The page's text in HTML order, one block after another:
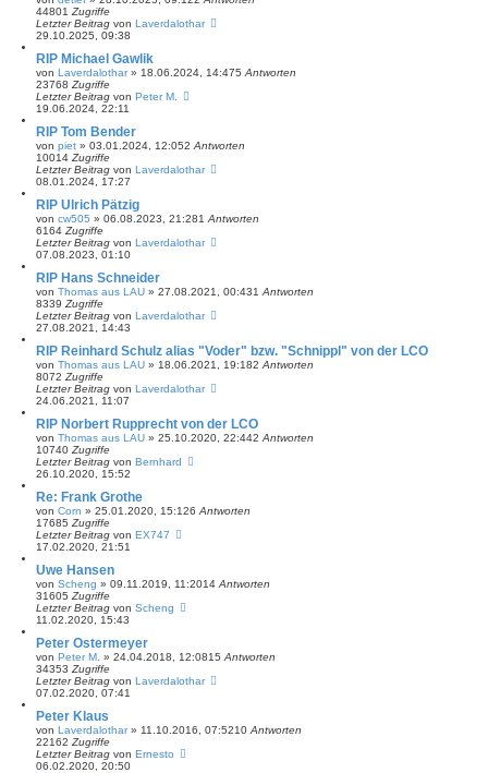
44801 Zugriffe
Letzter Beitrag von Laverdalothar
29.10.2025, 09:38
RIP Michael Gawlik
von Laverdalothar» 18.06.2024, 14:475 Antworten
23768 Zugriffe
Letzter Beitrag von Peter M.
19.06.2024, 22:11
RIP Tom Bender
von piet » 03.01.2024, 12:052 Antworten
10014 Zugriffe
Letzter Beitrag von Laverdalothar
08.01.2024, 17:27
RIP Ulrich Pätzig
von cw505 » 06.08.2023, 21:281 Antworten
6164 Zugriffe
Letzter Beitrag von Laverdalothar
07.08.2023, 01:10
RIP Hans Schneider
von Thomas aus LAU » 27.08.2021, 00:431 Antworten
8339 Zugriffe
Letzter Beitrag von Laverdalothar
27.08.2021, 14:43
RIP Reinhard Schulz alias "Voder" bzw. "Schnippl" von der LCO
von Thomas aus LAU » 18.06.2021, 19:182 Antworten
8072 Zugriffe
Letzter Beitrag von Laverdalothar
24.06.2021, 11:07
RIP Norbert Rupprecht von der LCO
von Thomas aus LAU » 25.10.2020, 22:442 Antworten
10740 Zugriffe
Letzter Beitrag von Bernhard
26.10.2020, 15:52
Re: Frank Grothe
von Corn » 25.01.2020, 15:126 Antworten
17685 Zugriffe
Letzter Beitrag von EX747
17.02.2020, 21:51
Uwe Hansen
von Scheng » 09.11.2019, 11:2014 Antworten
31605 Zugriffe
Letzter Beitrag von Scheng
11.02.2020, 15:43
Peter Ostermeyer
von Peter M. » 24.04.2018, 12:0815 Antworten
34353 Zugriffe
Letzter Beitrag von Laverdalothar
07.02.2020, 07:41
Peter Klaus
von Laverdalothar» 11.10.2016, 07:5210 Antworten
22162 Zugriffe
Letzter Beitrag von Ernesto
06.02.2020, 20:50